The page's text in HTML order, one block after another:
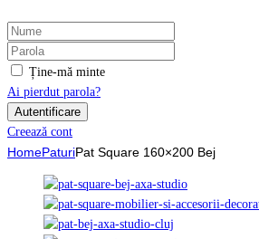
Ține-mă minte
Ai pierdut parola?
Creează cont
HomePaturiPat Square 160×200 Bej